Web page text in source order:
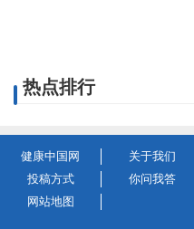
热点排行
健康中国网 关于我们
投稿方式
你问我答
网站地图